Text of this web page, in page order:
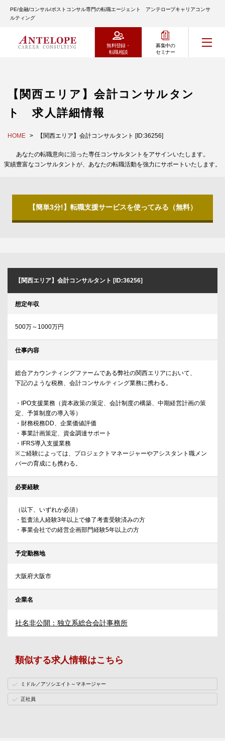
PE/金融/コンサル/ポストコンサル専門の転職エージェント アンテロープキャリアコンサ
ルティング
無料登録・
転職相談
募集中の
セミナー
【関西エリア】会計コンサルタン
ト 求人詳細情報
HOME 【関西エリア】会計コンサルタント [ID:36256]
あなたの転職意向に沿った専任コンサルタントをアサインいたします。
実績豊富なコンサルタントが、あなたの転職活動を強力にサポートいたします。
【簡単3分!】転職支援サービスを使ってみる（無料）
【関西エリア】会計コンサルタント [ID:36256]
想定年収
500万～1000万円
仕事内容
総合アカウンティングファームである弊社の関西エリアにおいて、
下記のような税務、会計コンサルティング業務に携わる。
・IPO支援業務（資本政策の策定、会計制度の構築、中期経営計画の策
定、予算制度の導入等）
・財務税務DD、企業価値評価
・事業計画策定、資金調達サポート
・IFRS導入支援業務
※ご経験によっては、プロジェクトマネージャーやアシスタント職メン
バーの育成にも携わる。
必要経験
（以下、いずれか必須）
・監査法人経験3年以上で修了考査受験済みの方
・事業会社での経営企画部門経験5年以上の方
予定勤務地
大阪府大阪市
企業名
社名非公開：独立系総合会計事務所
類似する求人情報はこちら
ミドル／アソシエイト～マネージャー
正社員